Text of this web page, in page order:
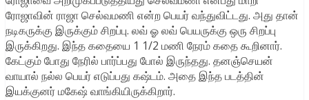
ரோஜாவின் ராஜா செல்வமணி என்ற பெயர் வந்துவிட்டது. அது தான்
நடிகருக்கு இருக்கும் சிறப்பு. லவ் ஓ லவ் பெயருக்கு ஒரு சிறப்பு
இருக்கிறது. இந்த கதையை 1 1/2 மணி நேரம் கதை கூறினார்.
கேட்கும் போது நேரில் பார்ப்பது போல் இருந்தது. தனஞ்செயன்
வாயால் நல்ல பெயர் எடுப்பது கஷ்டம். அதை இந்த படத்தின்
இயக்குனர் மகேஷ் வாங்கியிருக்கிறார்.